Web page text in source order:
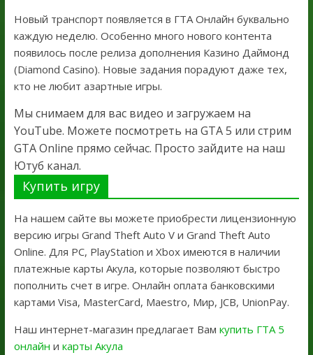
Новый транспорт появляется в ГТА Онлайн буквально
каждую неделю. Особенно много нового контента
появилось после релиза дополнения Казино Даймонд
(Diamond Casino). Новые задания порадуют даже тех,
кто не любит азартные игры.
Мы снимаем для вас видео и загружаем на
YouTube. Можете посмотреть на GTA 5 или стрим
GTA Online прямо сейчас. Просто зайдите на наш
Ютуб канал.
Купить игру
На нашем сайте вы можете приобрести лицензионную
версию игры Grand Theft Auto V и Grand Theft Auto
Online. Для PC, PlayStation и Xbox имеются в наличии
платежные карты Акула, которые позволяют быстро
пополнить счет в игре. Онлайн оплата банковскими
картами Visa, MasterCard, Maestro, Мир, JCB, UnionPay.
Наш интернет-магазин предлагает Вам купить ГТА 5
онлайн и карты Акула